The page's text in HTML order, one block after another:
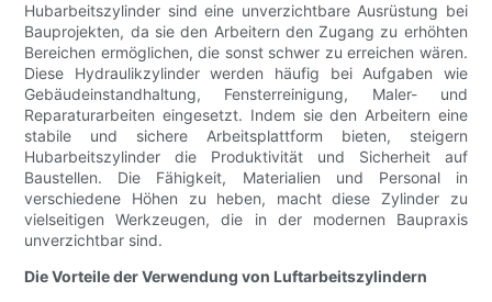
Hubarbeitszylinder sind eine unverzichtbare Ausrüstung bei
Bauprojekten, da sie den Arbeitern den Zugang zu erhöhten
Bereichen ermöglichen, die sonst schwer zu erreichen wären.
Diese Hydraulikzylinder werden häufig bei Aufgaben wie
Gebäudeinstandhaltung, Fensterreinigung, Maler- und
Reparaturarbeiten eingesetzt. Indem sie den Arbeitern eine
stabile und sichere Arbeitsplattform bieten, steigern
Hubarbeitszylinder die Produktivität und Sicherheit auf
Baustellen. Die Fähigkeit, Materialien und Personal in
verschiedene Höhen zu heben, macht diese Zylinder zu
vielseitigen Werkzeugen, die in der modernen Baupraxis
unverzichtbar sind.
Die Vorteile der Verwendung von Luftarbeitszylindern